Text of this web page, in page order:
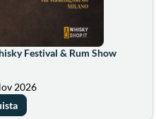
Festival & Rum Show
2026